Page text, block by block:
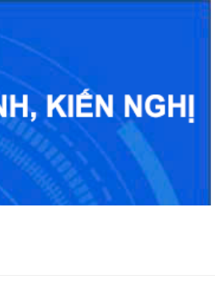
cùng doanh nghiệp
hút đầu tư
trong lĩnh vực văn hóa, thể thao và du
nghiệp, tháo gỡ nhiều vướng mắc về lao